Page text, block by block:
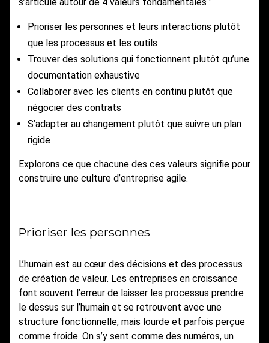
Prioriser les personnes et leurs interactions plutôt
que les processus et les outils
Trouver des solutions qui fonctionnent plutôt qu’une
documentation exhaustive
Collaborer avec les clients en continu plutôt que
négocier des contrats
S’adapter au changement plutôt que suivre un plan
rigide
Explorons ce que chacune des ces valeurs signifie pour
construire une culture d’entreprise agile.
Prioriser les personnes
L’humain est au cœur des décisions et des processus
de création de valeur. Les entreprises en croissance
font souvent l’erreur de laisser les processus prendre
le dessus sur l’humain et se retrouvent avec une
structure fonctionnelle, mais lourde et parfois perçue
comme froide. On s’y sent comme des numéros, un